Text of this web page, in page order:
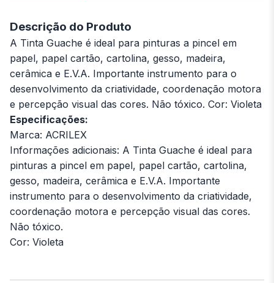
Descrição do Produto
A Tinta Guache é ideal para pinturas a pincel em
papel, papel cartão, cartolina, gesso, madeira,
cerâmica e E.V.A. Importante instrumento para o
desenvolvimento da criatividade, coordenação motora
e percepção visual das cores. Não tóxico. Cor: Violeta
Especificações:
Marca: ACRILEX
Informações adicionais: A Tinta Guache é ideal para
pinturas a pincel em papel, papel cartão, cartolina,
gesso, madeira, cerâmica e E.V.A. Importante
instrumento para o desenvolvimento da criatividade,
coordenação motora e percepção visual das cores.
Não tóxico.
Cor: Violeta